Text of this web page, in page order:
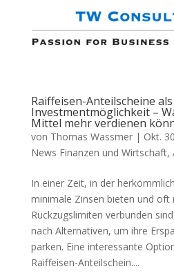
Raiffeisen-Anteilscheine
Investmentmöglichkeit –
Mittel mehr verdienen
von Thomas Wassmer| Okt.
News Finanzen und Wirtschaft,
In einer Zeit, in der
minimale Zinsen bieten und oft
Rückzugslimiten verbunden
nach Alternativen, um ihre
parken. Eine interessante
Raiffeisen-Anteilschein....